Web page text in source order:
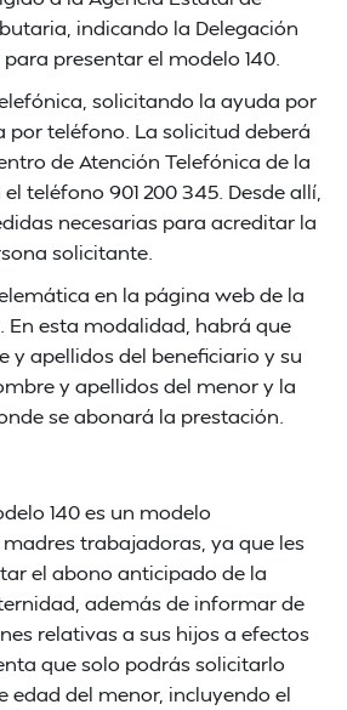
indicando la Delegación
presentar el modelo 140.
solicitando la ayuda por
teléfono. La solicitud deberá
de Atención Telefónica de la
teléfono 901 200 345. Desde allí,
necesarias para acreditar la
solicitante.
en la página web de la
En esta modalidad, habrá que
y apellidos del beneficiario y su
y apellidos del menor y la
se abonará la prestación.
140 es un modelo
trabajadoras, ya que les
el abono anticipado de la
además de informar de
relativas a sus hijos a efectos
que solo podrás solicitarlo
edad del menor, incluyendo el